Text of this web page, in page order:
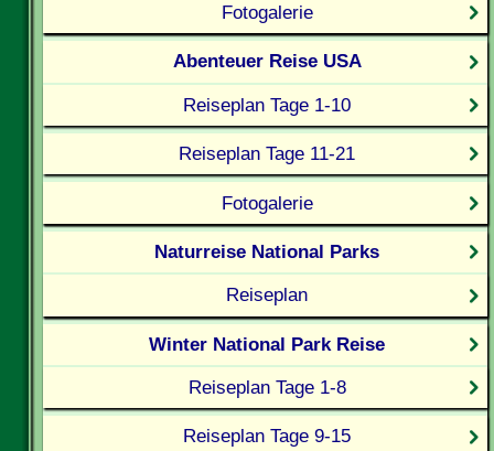
Fotogalerie
Abenteuer Reise USA
Reiseplan Tage 1-10
Reiseplan Tage 11-21
Fotogalerie
Naturreise National Parks
Reiseplan
Winter National Park Reise
Reiseplan Tage 1-8
Reiseplan Tage 9-15